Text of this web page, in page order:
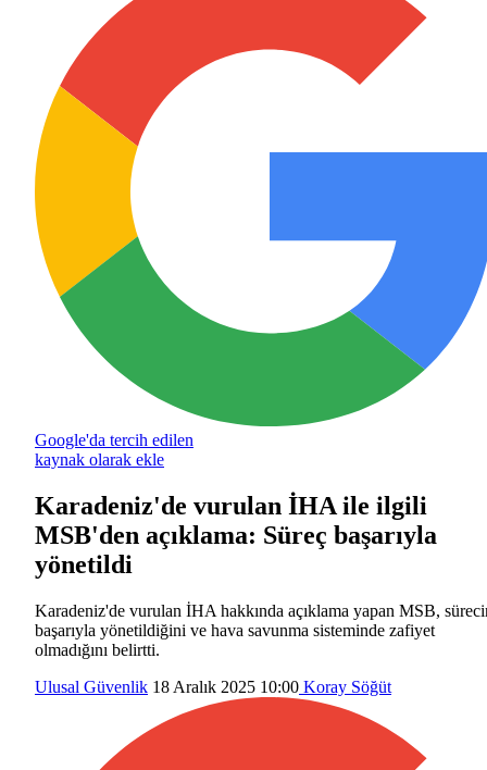
Google'da tercih edilen
kaynak olarak ekle
Karadeniz'de vurulan İHA ile ilgili
MSB'den açıklama: Süreç başarıyla
yönetildi
Karadeniz'de vurulan İHA hakkında açıklama yapan MSB,
başarıyla yönetildiğini ve hava savunma sisteminde zafiyet
olmadığını belirtti.
Ulusal Güvenlik 18 Aralık 2025 10:00 Koray Söğüt